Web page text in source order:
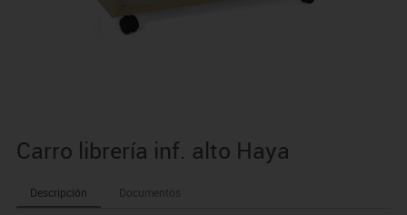
Carro librería inf. alto Haya
Descripción Documentos